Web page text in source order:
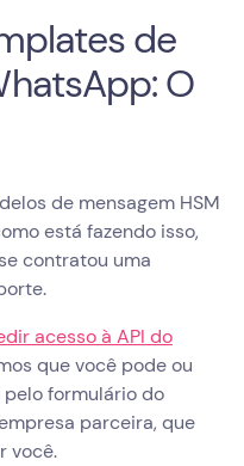
de
O
de mensagem HSM
está fazendo isso,
contratou uma
acesso à API do
que você pode ou
formulário do
parceira, que
você.